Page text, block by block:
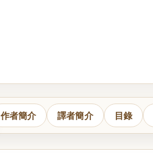
作者簡介 譯者簡介 目錄